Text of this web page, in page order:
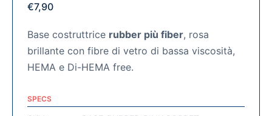
€7,90
Base costruttrice rubber più fiber, rosa
brillante con fibre di vetro di bassa viscosità,
HEMA e Di-HEMA free.
SPECS